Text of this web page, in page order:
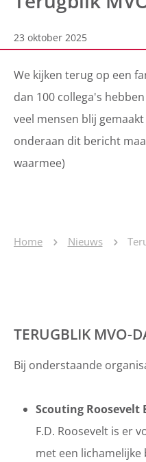
23 oktober 2025
We kijken terug op een
dan 100 collega's
veel mensen blij
onderaan dit bericht
waarmee)
Home Nieuws
TERUGBLIK MVO-
Bij onderstaande
Scouting Roosevelt
F.D. Roosevelt is er
met een